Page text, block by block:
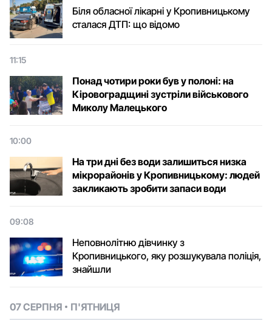
Біля обласної лікарні у Кропивницькому
сталася ДТП: що відомо
11:15
Понад чотири роки був у полоні: на
Кіровоградщині зустріли військового
Микoлу Малецькoгo
10:00
На три дні без води залишиться низка
мікрорайонів у Кропивницькому: людей
закликають зробити запаси води
09:08
Неповнолітню дівчинку з
Кропивницького, яку розшукувала поліція,
знайшли
07 СЕРПНЯ П'ЯТНИЦЯ